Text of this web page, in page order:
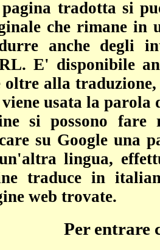
tradotta si
che rimane in
anche degli
E' disponibile
oltre alla
usata la parola
si possono fare
su Google una
lingua,
traduce in
web trovate.
Per entrare